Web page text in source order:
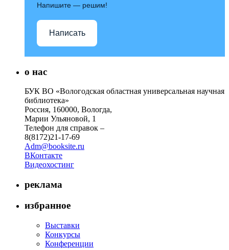
Напишите — решим!
Написать
о нас
БУК ВО «Вологодская областная универсальная научная
библиотека»
Россия, 160000, Вологда,
Марии Ульяновой, 1
Телефон для справок –
8(8172)21-17-69
Adm@booksite.ru
ВКонтакте
Видеохостинг
реклама
избранное
Выставки
Конкурсы
Конференции